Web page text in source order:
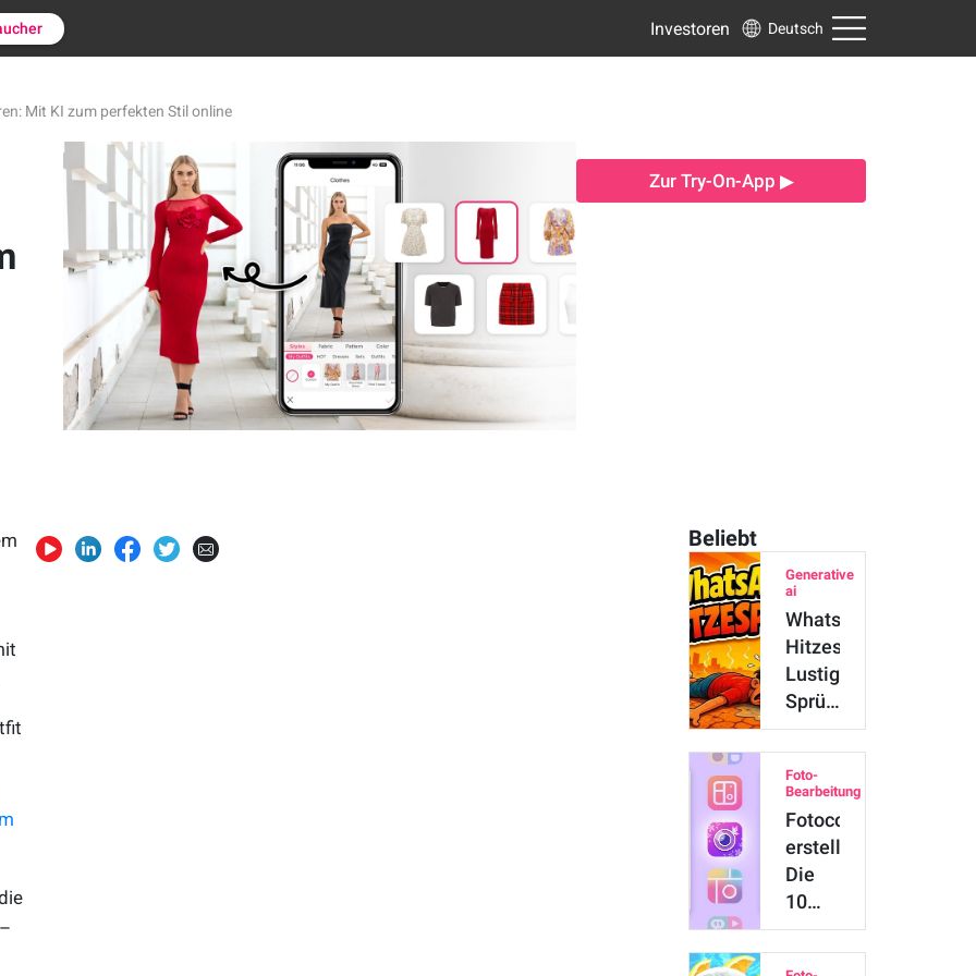
Investoren Deutsch
Mit KI zum perfekten Stil online
Zur Try-On-App ▶
Beliebt
Generative
ai
WhatsApp-
Hitzesprüche:
Lustige
Sprüche
und
Bilder
…
Foto-
Bearbeitung
Fotocollage
erstellen:
Die
10
besten
Collage-